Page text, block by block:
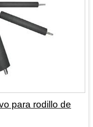
para rodillo de